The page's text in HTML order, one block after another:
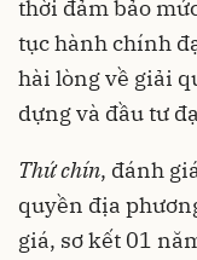
thời đảm bảo
tục hành chính
hài lòng về giải
dựng và đầu tư
Thứ chín, đánh
quyền địa
giá, sơ kết 01